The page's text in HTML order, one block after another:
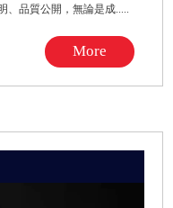
品質公開，無論是成.....
More